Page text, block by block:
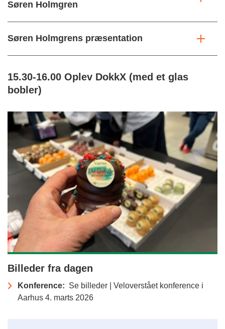
Søren Holmgren
Søren Holmgrens præsentation
15.30-16.00 Oplev DokkX (med et glas
bobler)
Billeder fra dagen
Konference: Se billeder | Veloverstået konference i
Aarhus 4. marts 2026